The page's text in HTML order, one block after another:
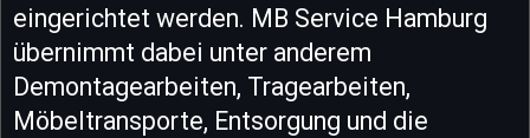
eingerichtet werden. MB Service Hamburg
übernimmt dabei unter anderem
Demontagearbeiten, Tragearbeiten,
Möbeltransporte, Entsorgung und die